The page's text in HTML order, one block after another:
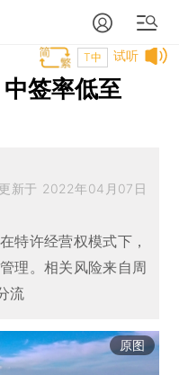
试听
T中
签率低至
新于 2022年04月07日
特许经营权模式下，
理。相关风险来自周
流
原图